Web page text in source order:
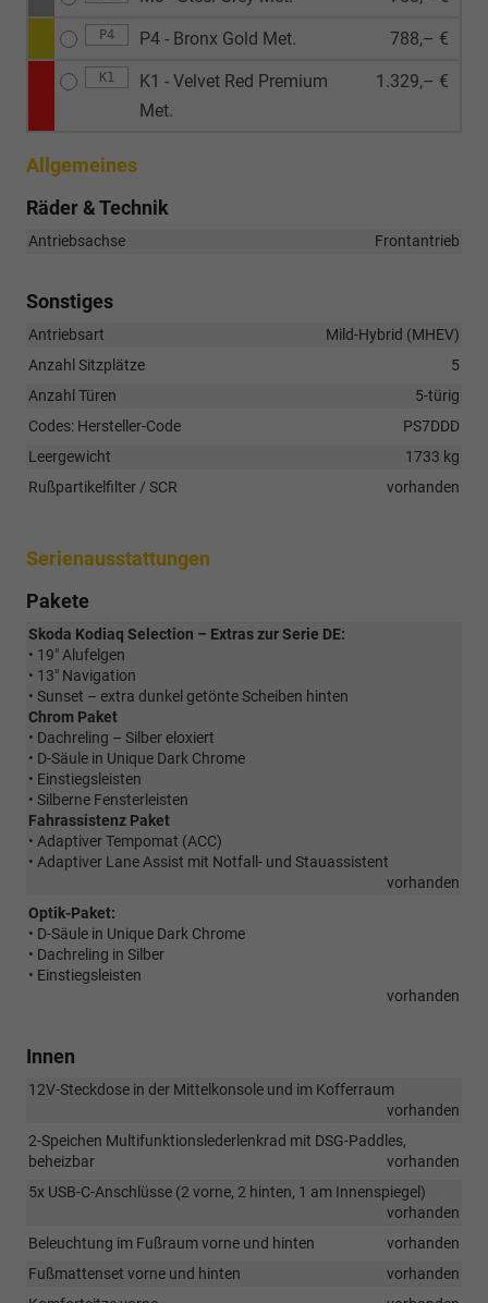
P4 P4 - Bronx Gold Met. 788,– €
K1
K1 - Velvet Red Premium
Met.
1.329,– €
Allgemeines
Räder & Technik
Antriebsachse Frontantrieb
Sonstiges
Antriebsart
Mild-Hybrid (MHEV)
Anzahl Sitzplätze
5
Anzahl Türen
5-türig
Codes: Hersteller-Code
PS7DDD
Leergewicht
1733 kg
Rußpartikelfilter / SCR
vorhanden
Serienausstattungen
Pakete
Skoda Kodiaq Selection – Extras zur Serie DE:
• 19" Alufelgen
• 13" Navigation
• Sunset – extra dunkel getönte Scheiben hinten
Chrom Paket
• Dachreling – Silber eloxiert
• D-Säule in Unique Dark Chrome
• Einstiegsleisten
• Silberne Fensterleisten
Fahrassistenz Paket
• Adaptiver Tempomat (ACC)
• Adaptiver Lane Assist mit Notfall- und Stauassistent
vorhanden
Optik-Paket:
• D-Säule in Unique Dark Chrome
• Dachreling in Silber
• Einstiegsleisten
vorhanden
Innen
12V-Steckdose in der Mittelkonsole und im Kofferraum
vorhanden
2-Speichen Multifunktionslederlenkrad mit DSG-Paddles,
beheizbar
vorhanden
5x USB-C-Anschlüsse (2 vorne, 2 hinten, 1 am Innenspiegel)
vorhanden
Beleuchtung im Fußraum vorne und hinten
vorhanden
Fußmattenset vorne und hinten
vorhanden